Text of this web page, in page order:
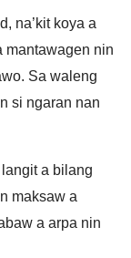
na’kit koya a
mantawagen nin
Sa waleng
si ngaran nan
a bilang
maksaw a
a arpa nin